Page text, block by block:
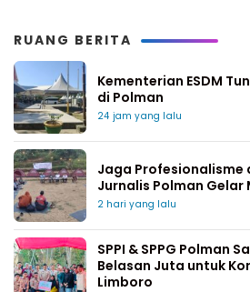
RUANG BERITA
Kementerian ESDM
di Polman
24 jam yang lalu
Jaga Profesionalisme
Jurnalis Polman
2 hari yang lalu
SPPI & SPPG Polman
Belasan Juta untuk
Limboro